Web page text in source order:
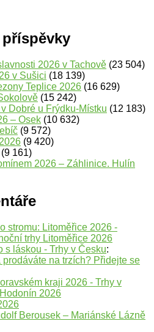
2026 v Tachově (23 504)
v Sušici (18 139)
Teplice 2026 (16 629)
(15 242)
Dobré u Frýdku-Místku (12 183)
– Osek (10 632)
(9 572)
(9 420)
(9 161)
2026 – Záhlinice. Hulín
stromu: Litoměřice 2026 -
trhy Litoměřice 2026
s láskou - Trhy v Česku:
prodáváte na trzích? Přidejte se
kraji 2026 - Trhy v
2026
Berousek – Mariánské Lázně